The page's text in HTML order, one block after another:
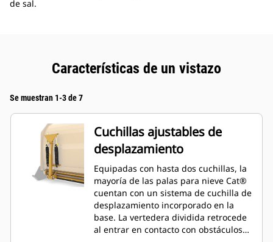
de sal.
Características de un vistazo
Se muestran 1-3 de 7
Cuchillas ajustables de
desplazamiento
Equipadas con hasta dos cuchillas, la
mayoría de las palas para nieve Cat®
cuentan con un sistema de cuchilla de
desplazamiento incorporado en la
base. La vertedera dividida retrocede
al entrar en contacto con obstáculos